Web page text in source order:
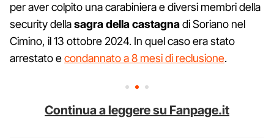
per aver colpito una carabiniera e diversi membri della
security dellasagra della castagnadi Soriano nel
Cimino, il 13 ottobre 2024. In quel caso era stato
arrestato econdannato a 8 mesi di reclusione.
Continua a leggere su Fanpage.it